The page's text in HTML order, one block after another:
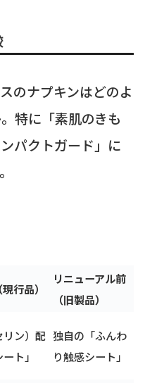
のナプキンはどのよ
特に「素肌のきも
パクトガード」に
行品）
リニューアル前
（旧製品）
リン）配
ト」
独自の「ふんわ
り触感シート」